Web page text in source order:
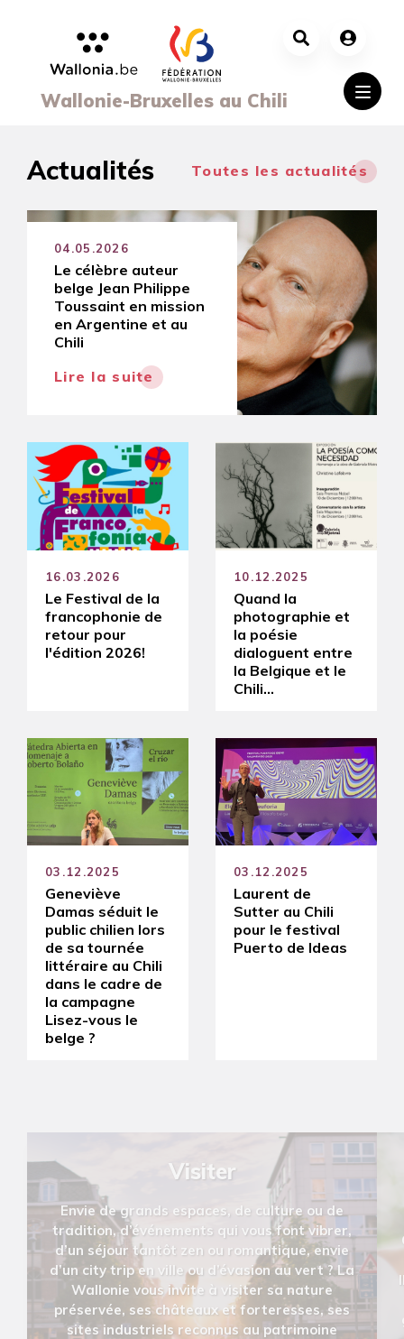
Wallonie-Bruxelles au Chili
Actualités Toutes les actualités
04.05.2026
Le célèbre auteur
belge Jean Philippe
Toussaint en mission
en Argentine et au
Chili
Lire la suite
16.03.2026
Le Festival de la
francophonie de
retour pour
l'édition 2026!
10.12.2025
Quand la
photographie et
la poésie
dialoguent entre
la Belgique et le
Chili…
03.12.2025
Geneviève
Damas séduit le
public chilien lors
de sa tournée
littéraire au Chili
dans le cadre de
la campagne
Lisez-vous le
belge ?
03.12.2025
Laurent de
Sutter au Chili
pour le festival
Puerto de Ideas
Visiter
Envie de grands espaces, de culture ou de
tradition, d’événements qui vous font vibrer,
d’un séjour tantôt zen ou romantique, envie
d’un city trip en ville ou d’évasion au vert ? La
Wallonie vous invite à visiter sa nature
préservée, ses châteaux et forteresses, ses
sites industriels reconnus au patrimoine